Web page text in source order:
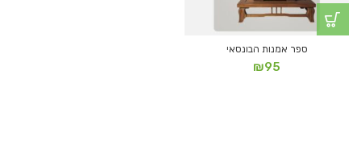
ספר אמנות הבונסאי
₪95